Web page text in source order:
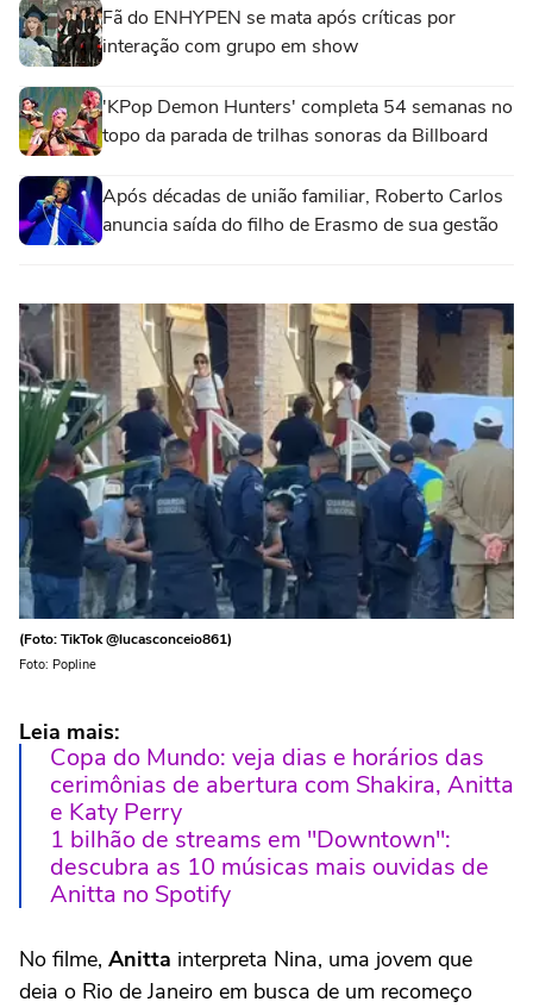
Fã do ENHYPEN se mata após críticas por
interação com grupo em show
'KPop Demon Hunters' completa 54 semanas no
topo da parada de trilhas sonoras da Billboard
Após décadas de união familiar, Roberto Carlos
anuncia saída do filho de Erasmo de sua gestão
(Foto: TikTok @lucasconceio861)
Foto: Popline
Leia mais:
Copa do Mundo: veja dias e horários das
cerimônias de abertura com Shakira, Anitta
e Katy Perry
1 bilhão de streams em "Downtown":
descubra as 10 músicas mais ouvidas de
Anitta no Spotify
No filme, Anitta interpreta Nina, uma jovem que
deia o Rio de Janeiro em busca de um recomeço